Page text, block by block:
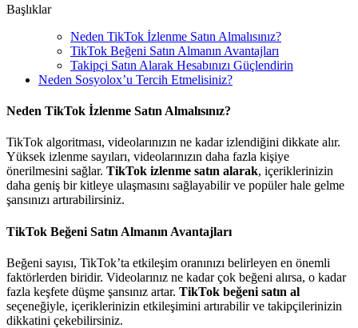
Başlıklar
Neden TikTok İzlenme Satın Almalısınız?
TikTok Beğeni Satın Almanın Avantajları
Takipçi Satın Alarak Hesabınızı Güçlendirin
Neden Sosyolox’u Tercih Etmelisiniz?
Neden TikTok İzlenme Satın Almalısınız?
TikTok algoritması, videolarınızın ne kadar izlendiğini dikkate alır.
Yüksek izlenme sayıları, videolarınızın daha fazla kişiye
önerilmesini sağlar. TikTok izlenme satın alarak, içeriklerinizin
daha geniş bir kitleye ulaşmasını sağlayabilir ve popüler hale gelme
şansınızı artırabilirsiniz.
TikTok Beğeni Satın Almanın Avantajları
Beğeni sayısı, TikTok’ta etkileşim oranınızı belirleyen en önemli
faktörlerden biridir. Videolarınız ne kadar çok beğeni alırsa, o kadar
fazla keşfete düşme şansınız artar. TikTok beğeni satın al
seçeneğiyle, içeriklerinizin etkileşimini artırabilir ve takipçilerinizin
dikkatini çekebilirsiniz.